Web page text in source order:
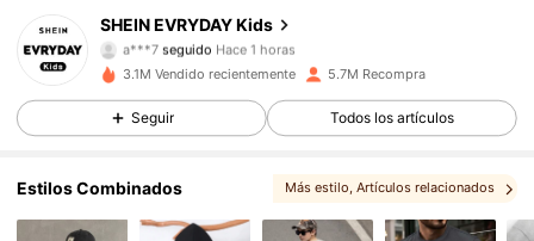
SHEIN EVRYDAY Kids
a***7seguido Hace 1 horas
4,95
427K Seguidores
4,95 427K Seguidores
427K Seguidores
3.1M Vendido recientemente 5.7M Recompra
Seguir Todos los artículos
Estilos Combinados Más estilo, Artículos relacionados